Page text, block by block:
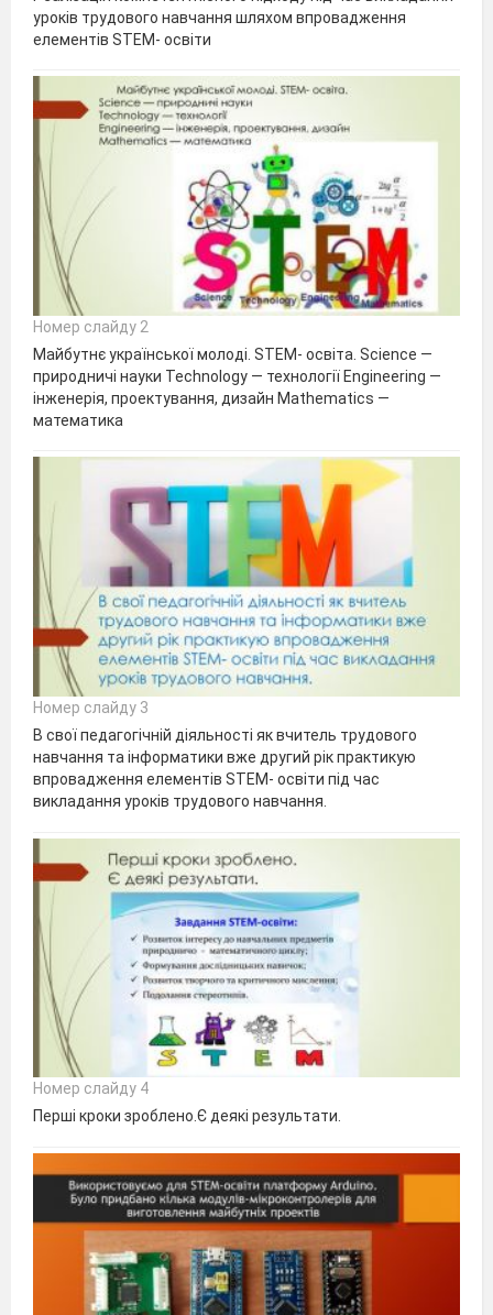
уроків трудового навчання шляхом впровадження
елементів STEM- освіти
Номер слайду 2
Майбутнє української молоді. STEM- освіта. Science —
природничі науки Technology — технології Engineering —
інженерія, проектування, дизайн Mathematics —
математика
Номер слайду 3
В свої педагогічній діяльності як вчитель трудового
навчання та інформатики вже другий рік практикую
впровадження елементів STEM- освіти під час
викладання уроків трудового навчання.
Номер слайду 4
Перші кроки зроблено.Є деякі результати.